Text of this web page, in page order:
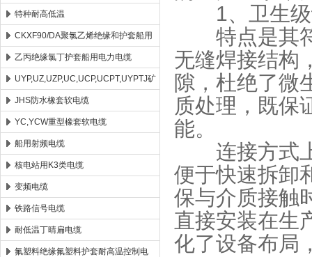
特种耐高低温
CKXF90/DA聚氯乙烯绝缘和护套船用
控制电缆
乙丙绝缘氯丁护套船用电力电缆
UYP,UZ,UZP,UC,UCP,UCPT,UYPTJ矿
用电缆
JHS防水橡套软电缆
YC,YCW重型橡套软电缆
船用射频电缆
核电站用K3类电缆
变频电缆
铁路信号电缆
耐低温丁晴扁电缆
氟塑料绝缘氟塑料护套耐高温控制电
​​1、卫生级
特点是其符
无缝焊接结构
隙，杜绝了微
质处理，既保
能。
连接方式上
便于快速拆卸
保与介质接触
直接安装在生
化了设备布局